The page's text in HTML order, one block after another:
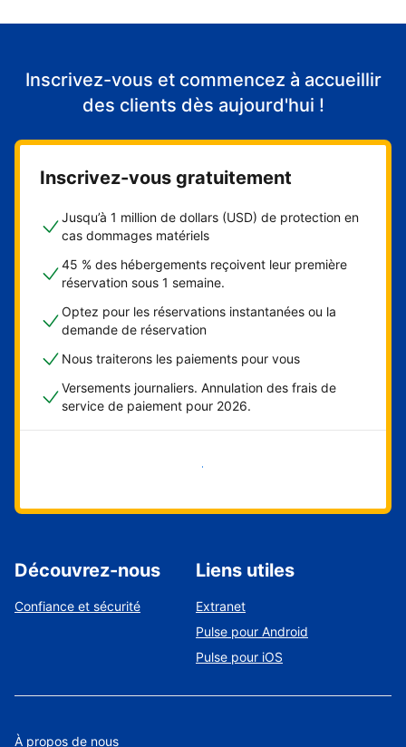
Inscrivez-vous et commencez à accueillir
des clients dès aujourd'hui !
Inscrivez-vous gratuitement
Jusqu’à 1 million de dollars (USD) de protection en
cas dommages matériels
45 % des hébergements reçoivent leur première
réservation sous 1 semaine.
Optez pour les réservations instantanées ou la
demande de réservation
Nous traiterons les paiements pour vous
Versements journaliers. Annulation des frais de
service de paiement pour 2026.
Démarrer maintenant
Découvrez-nous
Confiance et sécurité
Liens utiles
Extranet
Pulse pour Android
Pulse pour iOS
À propos de nous